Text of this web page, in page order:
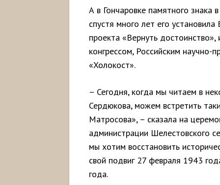
А в Гончаровке памятного знака
спустя много лет его
проекта «Вернуть
конгрессом, Российским
«Холокост».
– Сегодня, когда мы читаем в
Сердюкова, можем встретить
Матросова», – сказала на
администрации Шелестовского
мы хотим восстановить
свой подвиг 27 февраля 1943
года.